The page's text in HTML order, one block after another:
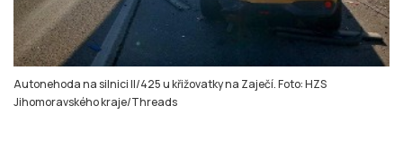
Autonehoda na silnici II/425 u křižovatky na Zaječí. Foto: HZS
Jihomoravského kraje/Threads